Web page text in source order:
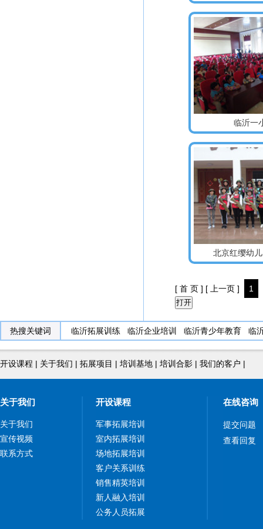
临沂一
北京红缨幼
[ 首 页 ] [ 上一页 ] 1
热搜关键词 临沂拓展训练 临沂企业培训 临沂青少年教育 临
开设课程 | 关于我们 | 拓展项目 | 培训基地 | 培训合影 | 我们的客户 |
关于我们
关于我们
宣传视频
联系方式
开设课程
军事拓展培训
室内拓展培训
场地拓展培训
客户关系训练
销售精英培训
新人融入培训
公务人员拓展
在线咨询
提交问题
查看回复